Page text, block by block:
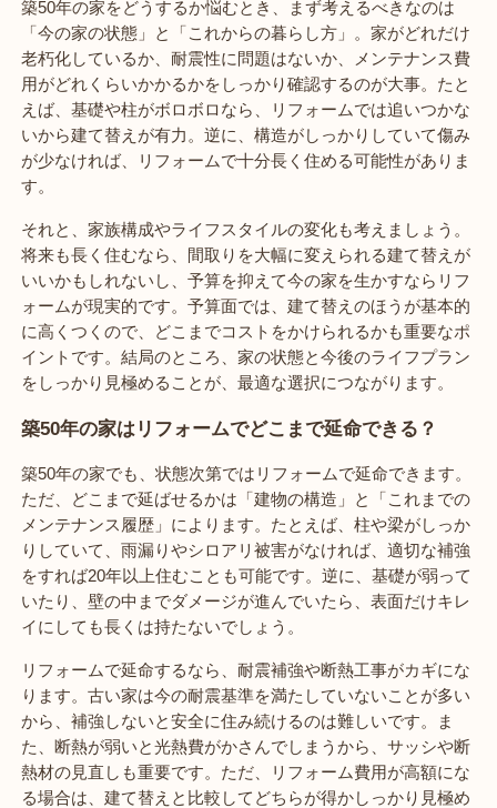
築50年の家をどうするか悩むとき、まず考えるべきなのは
「今の家の状態」と「これからの暮らし方」。家がどれだけ
老朽化しているか、耐震性に問題はないか、メンテナンス費
用がどれくらいかかるかをしっかり確認するのが大事。たと
えば、基礎や柱がボロボロなら、リフォームでは追いつかな
いから建て替えが有力。逆に、構造がしっかりしていて傷み
が少なければ、リフォームで十分長く住める可能性がありま
す。
それと、家族構成やライフスタイルの変化も考えましょう。
将来も長く住むなら、間取りを大幅に変えられる建て替えが
いいかもしれないし、予算を抑えて今の家を生かすならリフ
ォームが現実的です。予算面では、建て替えのほうが基本的
に高くつくので、どこまでコストをかけられるかも重要なポ
イントです。結局のところ、家の状態と今後のライフプラン
をしっかり見極めることが、最適な選択につながります。
築50年の家はリフォームでどこまで延命できる？
築50年の家でも、状態次第ではリフォームで延命できます。
ただ、どこまで延ばせるかは「建物の構造」と「これまでの
メンテナンス履歴」によります。たとえば、柱や梁がしっか
りしていて、雨漏りやシロアリ被害がなければ、適切な補強
をすれば20年以上住むことも可能です。逆に、基礎が弱って
いたり、壁の中までダメージが進んでいたら、表面だけキレ
イにしても長くは持たないでしょう。
リフォームで延命するなら、耐震補強や断熱工事がカギにな
ります。古い家は今の耐震基準を満たしていないことが多い
から、補強しないと安全に住み続けるのは難しいです。ま
た、断熱が弱いと光熱費がかさんでしまうから、サッシや断
熱材の見直しも重要です。ただ、リフォーム費用が高額にな
る場合は、建て替えと比較してどちらが得かしっかり見極め